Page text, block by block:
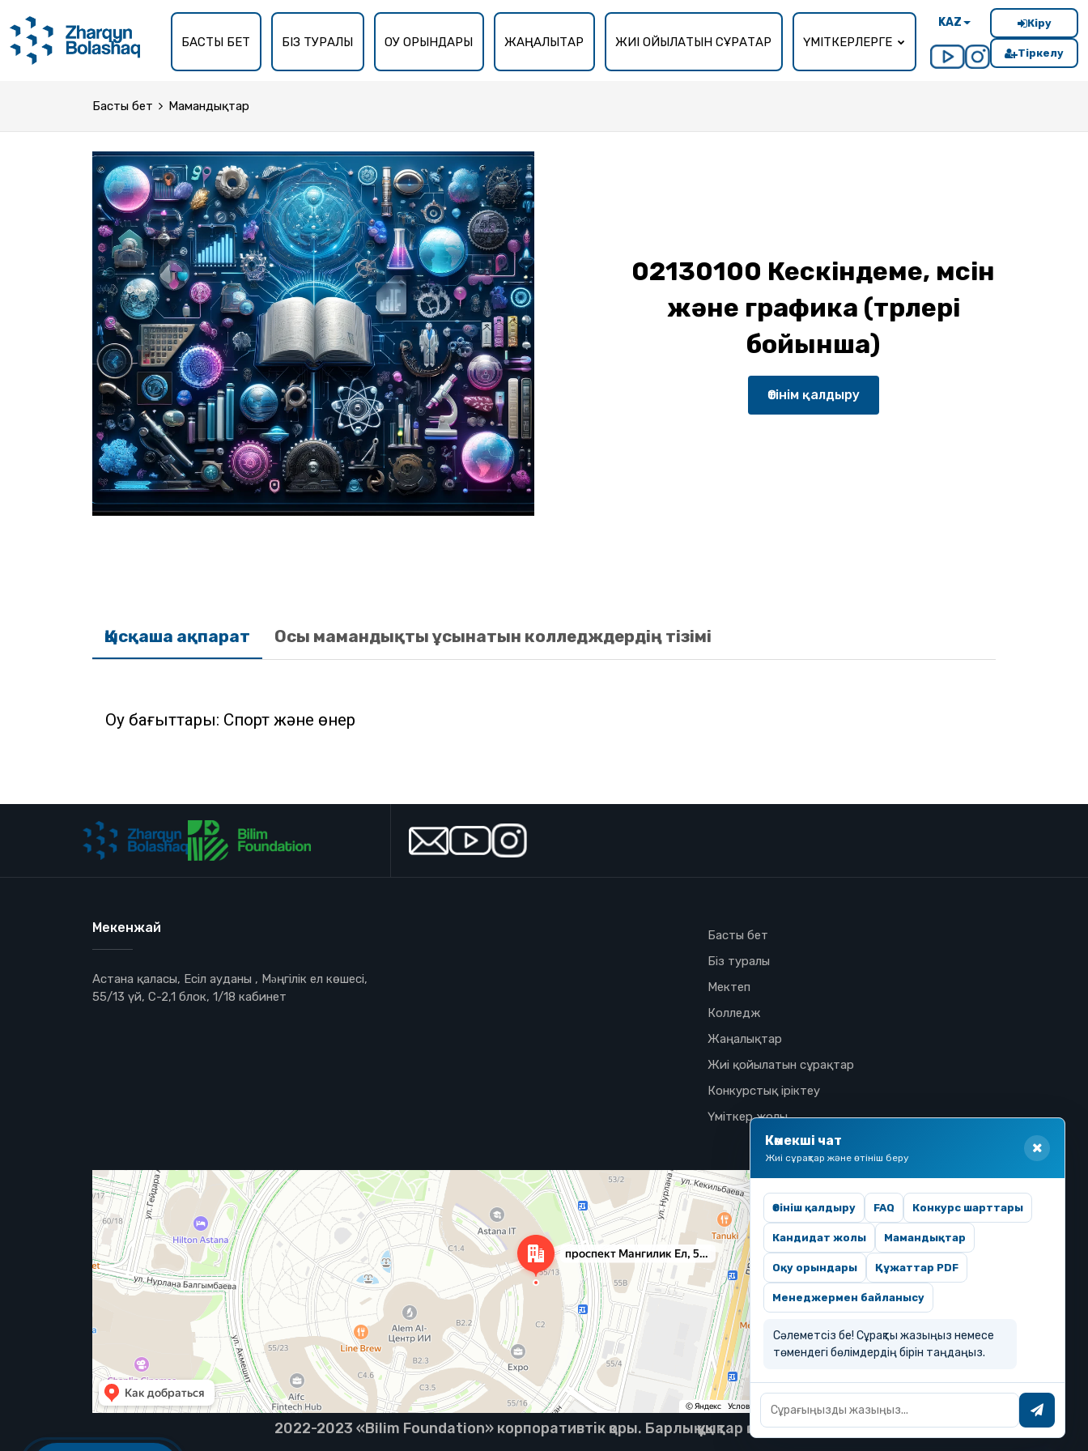
KAZ Кіру
Тіркелу
БАСТЫ БЕТ БІЗ ТУРАЛЫ ОҚУ ОРЫНДАРЫ ЖАҢАЛЫҚТАР ЖИІ ҚОЙЫЛАТЫН СҰРАҚТАР ҮМІТКЕРЛЕРГЕ
Басты бет Мамандықтар
02130100 Кескіндеме, мүсін
және графика (түрлері
бойынша)
Өтінім қалдыру
Қысқаша ақпарат Осы мамандықты ұсынатын колледждердің тізімі
Оқу бағыттары: Спорт және өнер
Мекенжай
Астана қаласы, Есіл ауданы , Мəңгілік ел көшесі,
55/13 үй, С-2,1 блок, 1/18 кабинет
Басты бет
Біз туралы
Мектеп
Колледж
Жаңалықтар
Жиі қойылатын сұрақтар
Конкурстық іріктеу
Үміткер жолы
2022-2023 «Bilim Foundation» корпоративтік қоры. Барлық құқықтар қорғалған
Көмекші чат
Жиі сұрақтар және өтініш беру
Өтініш қалдыру FAQ Конкурс шарттары
Кандидат жолы Мамандықтар
Оқу орындары Құжаттар PDF
Менеджермен байланысу
Сәлеметсіз бе! Сұрақты жазыңыз немесе
төмендегі бөлімдердің бірін таңдаңыз.